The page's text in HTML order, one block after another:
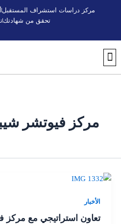
مركز دراسات استشراف المستقبل
تحقق من شهادتك
مركز فيوتشر
الأخبار
تعاون استراتيجي مع مركز